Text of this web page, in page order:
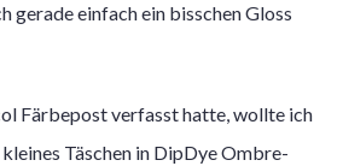
gerade einfach ein bisschen Gloss
Färbepost verfasst hatte, wollte ich
Täschen in DipDye Ombre-